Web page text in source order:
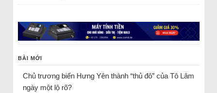
BÀI MỚI
Chủ trương biến Hưng Yên thành “thủ đô” của Tô Lâm
ngày một lộ rõ?